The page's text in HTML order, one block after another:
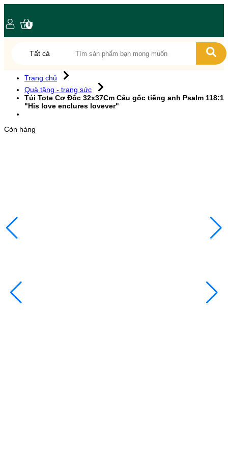
Tất cả
0
Trang chủ
Quà tặng - trang sức
Túi Tote Cơ Đốc 32x37Cm Câu gốc tiếng anh Psalm 118:1
"His love enclures lovever"
Còn hàng